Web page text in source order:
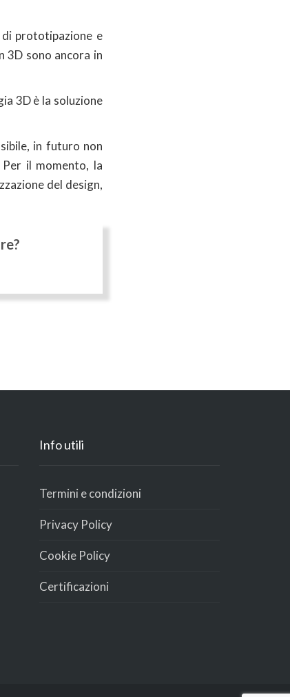
prototipazione e
3D sono ancora in
3D è la soluzione
in futuro non
Per il momento, la
del design,
Info utili
Termini e condizioni
Privacy Policy
Cookie Policy
Certificazioni